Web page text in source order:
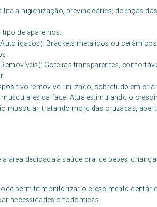
a higienização, previne cáries, doenças
de aparelhos:
Brackets metálicos ou
Goteiras transparentes,
removível utilizado, sobretudo em
da face. Atua estimulando o
muscular, tratando mordidas cruzadas,
área dedicada à saúde oral de bebés,
permite monitorizar o crescimento
necessidades ortodônticas.